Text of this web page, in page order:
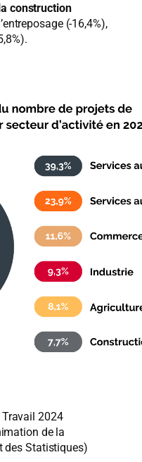
construction
(-16,4%),
Travail 2024
de la
des Statistiques)